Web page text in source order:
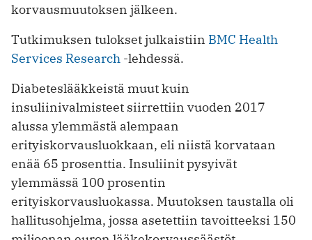
korvausmuutoksen jälkeen.
Tutkimuksen tulokset julkaistiin BMC Health
Services Research -lehdessä.
Diabeteslääkkeistä muut kuin
insuliinivalmisteet siirrettiin vuoden 2017
alussa ylemmästä alempaan
erityiskorvausluokkaan, eli niistä korvataan
enää 65 prosenttia. Insuliinit pysyivät
ylemmässä 100 prosentin
erityiskorvausluokassa. Muutoksen taustalla oli
hallitusohjelma, jossa asetettiin tavoitteeksi 150